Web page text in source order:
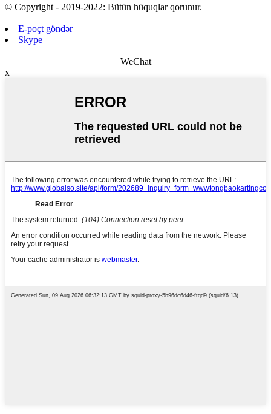
© Copyright - 2019-2022: Bütün hüquqlar qorunur.
E-poçt göndər
Skype
WeChat
x